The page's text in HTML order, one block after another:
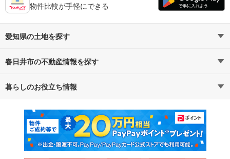
物件比較が手軽にできる
愛知県の土地を探す
路線・駅から探す
通勤・通学時間から探す
春日井市の不動産情報を探す
不動産・住宅
新築マンション 中古マンション
新築一戸建て 中古一戸建て
暮らしのお役立ち情報
マンションカタログ 教えて！住まいの先生